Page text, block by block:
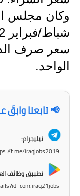
الواحد.
📢 تابعنا وابقَ
تيليجرام:
t.me/iraqjobs2019
تطبيق وظائف